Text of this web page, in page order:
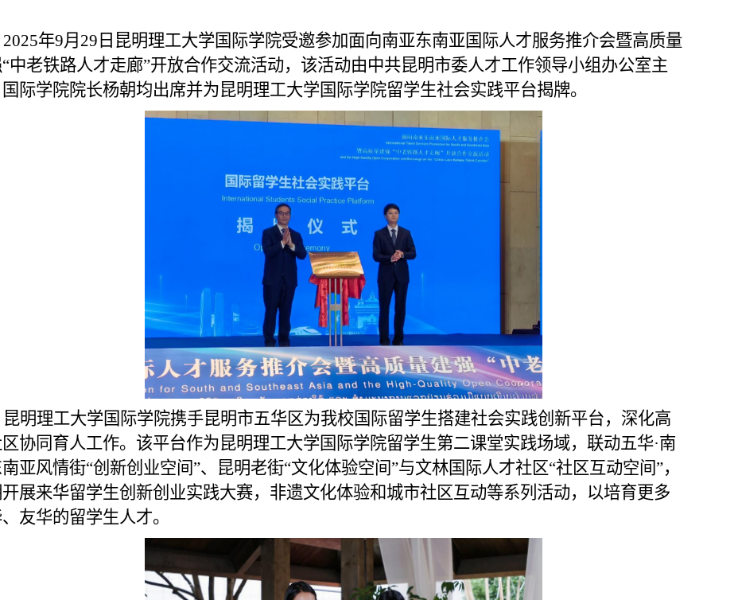
2025年9月29日 昆明理工大学国际学院受邀参加面向南亚东南亚国际人才服务推介会暨高质量
中老铁路人才走廊”开放合作交流活动， 该活动由中共昆明市委人才工作领导小组办公室主
际学院院长杨朝均出席并为昆明理工大学国际学院留学生社会实践平台揭牌。
昆明理工大学国际学院携手昆明市五华区为我校国际留学生搭建社会实践创新平台，深化高
协同育人工作。该平台作为昆明理工大学国际学院留学生第二课堂实践场域，联动五华·南
亚风情街“创新创业空间”、昆明老街“文化体验空间”与文林国际人才社区“社区互动空间”，
展来华留学生创新创业实践大赛，非遗文化体验和城市社区互动等系列活动， 以培育更多
友华的留学生人才。